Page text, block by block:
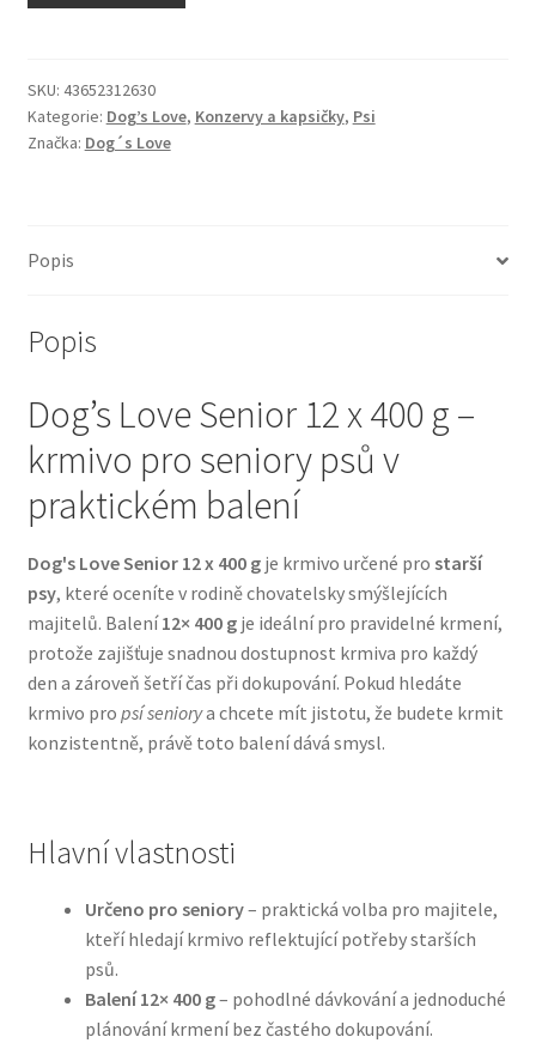
Odpočívadla pro kočky
Pamlsky pro kočky
Škrabadla pro kočky
Veterinární dieta pro kočky
Vše pro psy — Krmivo, doplňky, vybavení
Bozita pro psy — Švédské krmivo s nordickou kvalitou
Brit pro psy
Granule pro psy
Hill’s pro psy
Hračky pro psy
SKU: 43652312630
Kategorie: Dog’s Love, Konzervy a kapsičky, Psi
Značka: Dog´s Love
Popis
Popis
Dog’s Love Senior 12 x 400 g –
krmivo pro seniory psů v
praktickém balení
Dog's Love Senior 12 x 400 gje krmivo určené pro starší
psy, které oceníte v rodině chovatelsky smýšlejících
majitelů. Balení12× 400 gje ideální pro pravidelné krmení,
protože zajišťuje snadnou dostupnost krmiva pro každý
den a zároveň šetří čas při dokupování. Pokud hledáte
krmivo pro psí seniorya chcete mít jistotu, že budete krmit
konzistentně, právě toto balení dává smysl.
Hlavní vlastnosti
Určeno pro seniory– praktická volba pro majitele,
kteří hledají krmivo reflektující potřeby starších
psů.
Balení 12× 400 g– pohodlné dávkování a jednoduché
plánování krmení bez častého dokupování.